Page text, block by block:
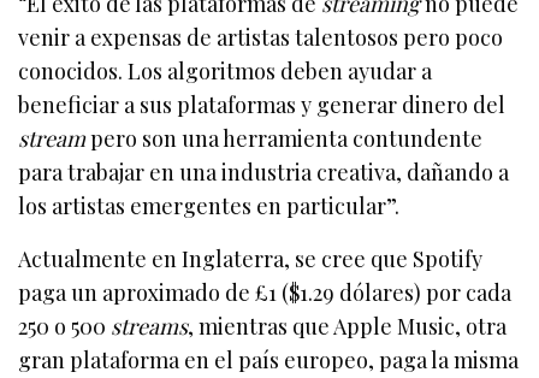
venir a expensas de artistas talentosos pero poco
conocidos. Los algoritmos deben ayudar a
beneficiar a sus plataformas y generar dinero del
streampero son una herramienta contundente
para trabajar en una industria creativa, dañando a
los artistas emergentes en particular”.
Actualmente en Inglaterra, se cree que Spotify
paga un aproximado de £1 ($1.29 dólares) por cada
250 o 500 streams, mientras que Apple Music, otra
gran plataforma en el país europeo, paga la misma